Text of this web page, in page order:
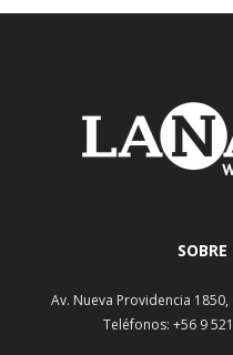
Av. Nueva Providencia
Teléfonos: +56 9